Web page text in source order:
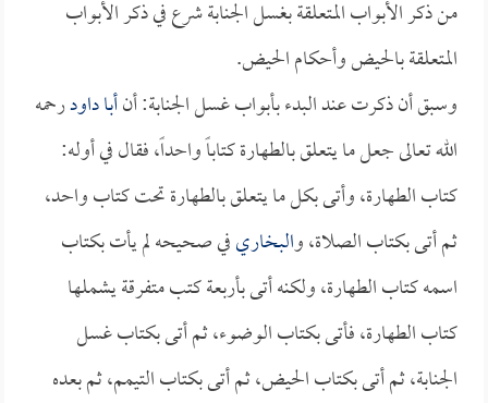
من ذكر الأبواب المتعلقة بغسل الجنابة شرع في ذكر الأبواب
المتعلقة بالحيض وأحكام الحيض.
وسبق أن ذكرت عند البدء بأبواب غسل الجنابة: أنأبا داودرحمه
الله تعالى جعل ما يتعلق بالطهارة كتاباً واحداً، فقال في أوله:
كتاب الطهارة، وأتى بكل ما يتعلق بالطهارة تحت كتاب واحد،
ثم أتى بكتاب الصلاة، والبخاريفي صحيحه لم يأت بكتاب
اسمه كتاب الطهارة، ولكنه أتى بأربعة كتب متفرقة يشملها
كتاب الطهارة، فأتى بكتاب الوضوء، ثم أتى بكتاب غسل
الجنابة، ثم أتى بكتاب الحيض، ثم أتى بكتاب التيمم، ثم بعده